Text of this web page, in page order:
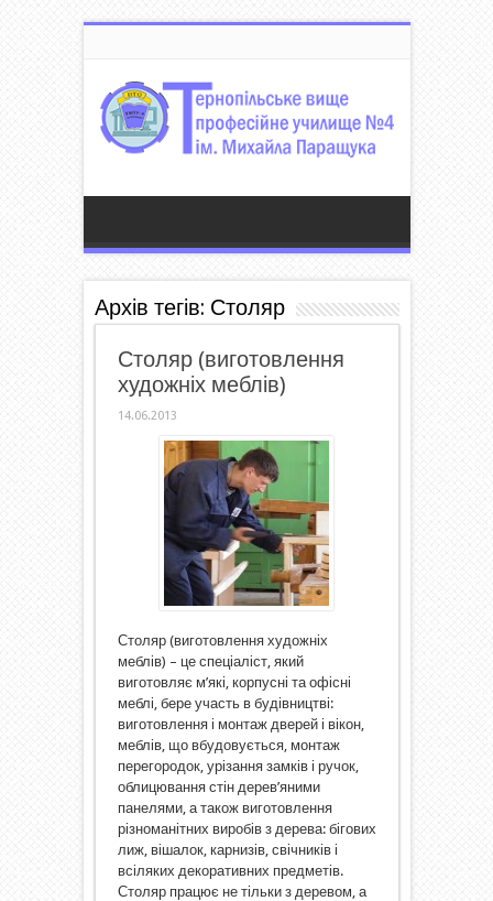
Архів тегів: Столяр
Столяр (виготовлення
художніх меблів)
14.06.2013
Столяр (виготовлення художніх
меблів) – це спеціаліст, який
виготовляє м’які, корпусні та офісні
меблі, бере участь в будівництві:
виготовлення і монтаж дверей і вікон,
меблів, що вбудовується, монтаж
перегородок, урізання замків і ручок,
облицювання стін дерев’яними
панелями, а також виготовлення
різноманітних виробів з дерева: бігових
лиж, вішалок, карнизів, свічників і
всіляких декоративних предметів.
Столяр працює не тільки з деревом, а